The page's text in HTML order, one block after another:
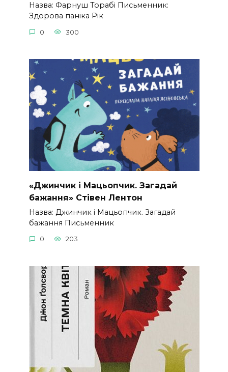
Назва: Фарнуш Торабі Письменник:
Здорова паніка Рік
0 300
«Джинчик і Мацьопчик. Загадай
бажання» Стівен Лентон
Назва: Джинчик і Мацьопчик. Загадай
бажання Письменник
0 203